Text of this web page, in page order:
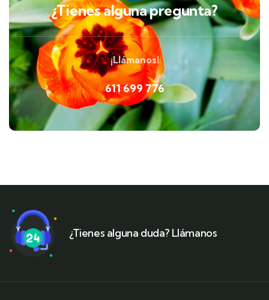
¿Tienes alguna pregunta?
¡Llámanos!
611 699 776
¿Tienes alguna duda? Llámanos